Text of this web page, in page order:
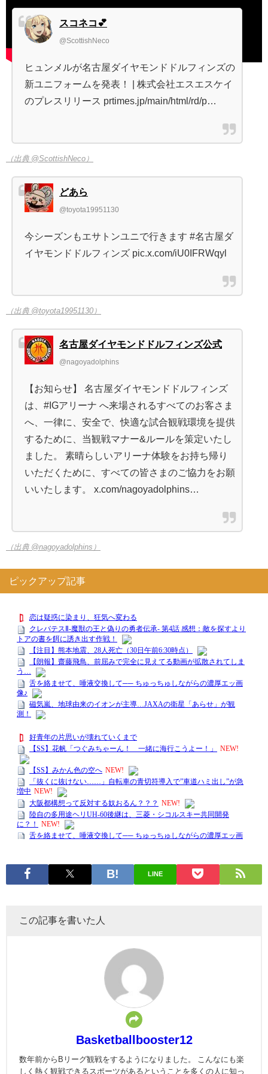
スコネコ💕
@ScottishNeco
ヒュンメルが名古屋ダイヤモンドドルフィンズの
新ユニフォームを発表！ | 株式会社エスエスケイ
のプレスリリース prtimes.jp/main/html/rd/p…
（出典 @ScottishNeco）
どあら
@toyota19951130
今シーズンもエサトンユニで行きます #名古屋ダ
イヤモンドドルフィンズ pic.x.com/iU0IFRWqyl
（出典 @toyota19951130）
名古屋ダイヤモンドドルフィンズ公式
@nagoyadolphins
【お知らせ】 名古屋ダイヤモンドドルフィンズ
は、#IGアリーナ へ来場されるすべてのお客さま
へ、一律に、安全で、快適な試合観戦環境を提供
するために、当観戦マナー&ルールを策定いたし
ました。 素晴らしいアリーナ体験をお持ち帰り
いただくために、すべての皆さまのご協力をお願
いいたします。 x.com/nagoyadolphins…
（出典 @nagoyadolphins）
ピックアップ記事
LINE
この記事を書いた人
Basketballbooster12
数年前からBリーグ観戦をするようになりました。 こんなにも楽
しく熱く観戦できるスポーツがあるということを多くの人に知っ